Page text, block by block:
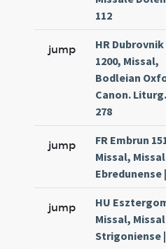
112
jump
HR Dubrovnik
1200, Missal,
Bodleian
Canon. Liturg.
278
jump
FR Embrun
Missal,
Ebredunense
jump
HU
Missal,
Strigoniense |